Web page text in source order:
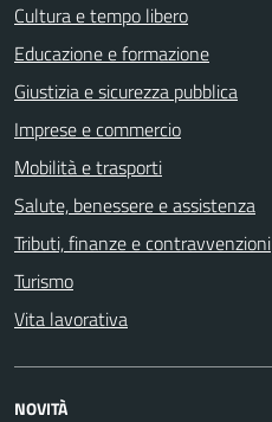
Cultura e tempo libero
Educazione e formazione
Giustizia e sicurezza pubblica
Imprese e commercio
Mobilità e trasporti
Salute, benessere e assistenza
Tributi, finanze e contravvenzioni
Turismo
Vita lavorativa
NOVITÀ